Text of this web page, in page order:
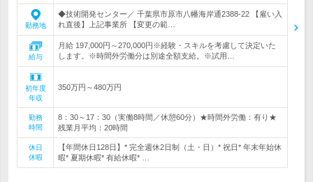
勤務地
◆技術開発センター／ 千葉県市原市八幡海岸通2388-22 【雇い入
れ直後】上記事業所 【変更の範…
給与
月給 197,000円～270,000円※経験・スキルを考慮して決定いた
します。※時間外労働分は別途全額支給。※試用…
初年度
年収
350万円～480万円
勤務
時間
8：30～17：30（実働8時間／休憩60分）★時間外労働：有り★
残業月平均：20時間
休日
休暇
【年間休日128日】* 完全週休2日制（土・日）* 祝日* 年末年始休
暇* 夏期休暇* 有給休暇* …